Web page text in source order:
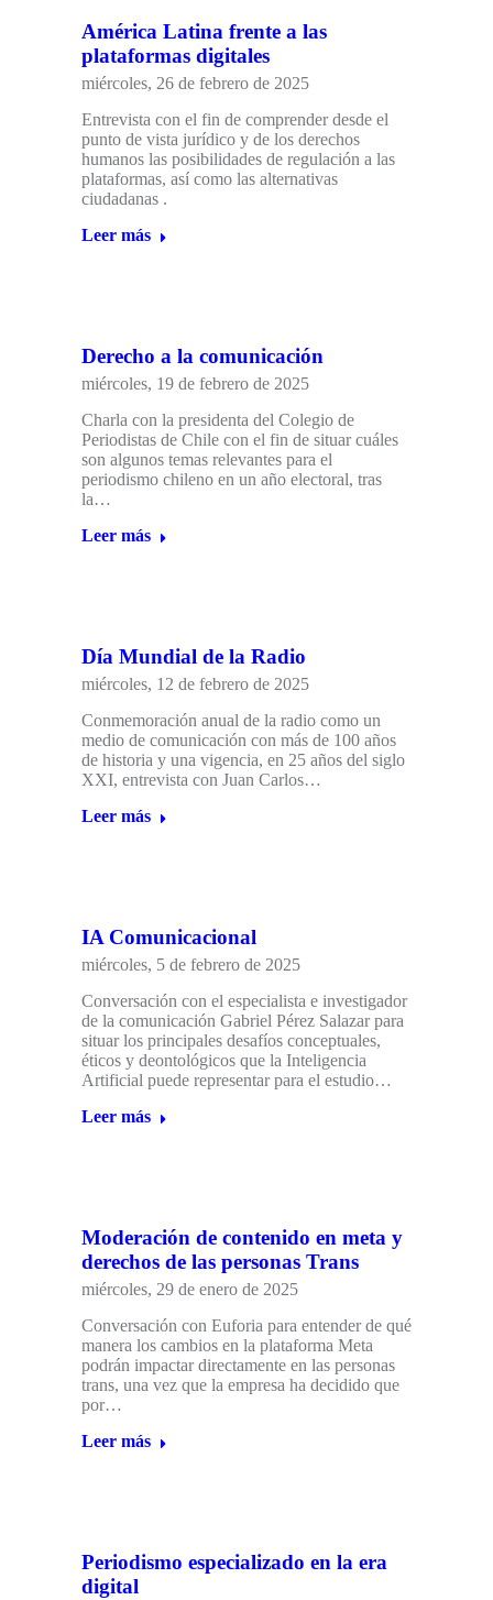
América Latina frente a las
plataformas digitales
miércoles, 26 de febrero de 2025
Entrevista con el fin de comprender desde el
punto de vista jurídico y de los derechos
humanos las posibilidades de regulación a las
plataformas, así como las alternativas
ciudadanas .
Leer más
Derecho a la comunicación
miércoles, 19 de febrero de 2025
Charla con la presidenta del Colegio de
Periodistas de Chile con el fin de situar cuáles
son algunos temas relevantes para el
periodismo chileno en un año electoral, tras
la…
Leer más
Día Mundial de la Radio
miércoles, 12 de febrero de 2025
Conmemoración anual de la radio como un
medio de comunicación con más de 100 años
de historia y una vigencia, en 25 años del siglo
XXI, entrevista con Juan Carlos…
Leer más
IA Comunicacional
miércoles, 5 de febrero de 2025
Conversación con el especialista e investigador
de la comunicación Gabriel Pérez Salazar para
situar los principales desafíos conceptuales,
éticos y deontológicos que la Inteligencia
Artificial puede representar para el estudio…
Leer más
Moderación de contenido en meta y
derechos de las personas Trans
miércoles, 29 de enero de 2025
Conversación con Euforia para entender de qué
manera los cambios en la plataforma Meta
podrán impactar directamente en las personas
trans, una vez que la empresa ha decidido que
por…
Leer más
Periodismo especializado en la era
digital